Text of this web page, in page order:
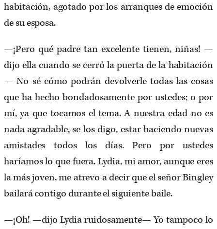
habitación, agotado por los arranques de emoción
de su esposa.
—¡Pero qué padre tan excelente tienen, niñas! —
dijo ella cuando se cerró la puerta de la habitación
— No sé cómo podrán devolverle todas las cosas
que ha hecho bondadosamente por ustedes; o por
mí, ya que tocamos el tema. A nuestra edad no es
nada agradable, se los digo, estar haciendo nuevas
amistades todos los días. Pero por ustedes
haríamos lo que fuera. Lydia, mi amor, aunque eres
la más joven, me atrevo a decir que el señor Bingley
bailará contigo durante el siguiente baile.
—¡Oh! —dijo Lydia ruidosamente— Yo tampoco lo